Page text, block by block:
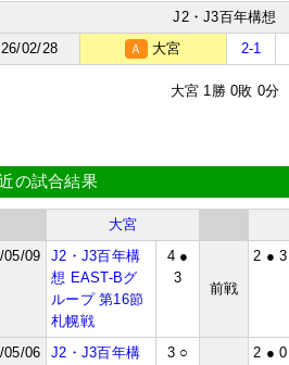
J2・J3百年構想
26/02/28
Ａ 大宮 2-1
大宮 1勝 0敗 0分
の試合結果
大宮
05/09
J2・J3百年構
想 EAST-Bグ
ループ 第16節
札幌戦
4 ●
3
前戦
2 ● 3
05/06
J2・J3百年構
3 ○
2 ● 0